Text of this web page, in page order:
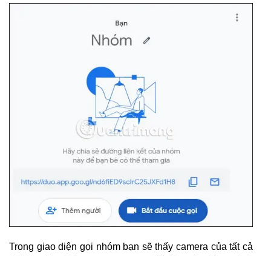
Trong giao diện gọi nhóm bạn sẽ thấy camera của tất cả